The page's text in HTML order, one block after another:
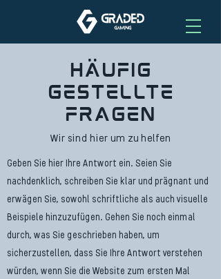
Häufig
gestellte
Fragen
Wir sind hier um zu helfen
Geben Sie hier Ihre Antwort ein. Seien Sie
nachdenklich, schreiben Sie klar und prägnant und
erwägen Sie, sowohl schriftliche als auch visuelle
Beispiele hinzuzufügen. Gehen Sie noch einmal
durch, was Sie geschrieben haben, um
sicherzustellen, dass Sie Ihre Antwort verstehen
würden, wenn Sie die Website zum ersten Mal